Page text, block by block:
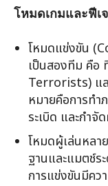
โหมดเกมและฟีเ
โหมดแข่งขัน
เป็นสองทีม คือ
Terrorists) แ
หมายคือการทำ
ระเบิด และกำจั
โหมดผู้เล่นหล
ฐานและแมตช์ร
การแข่งขันมีคว